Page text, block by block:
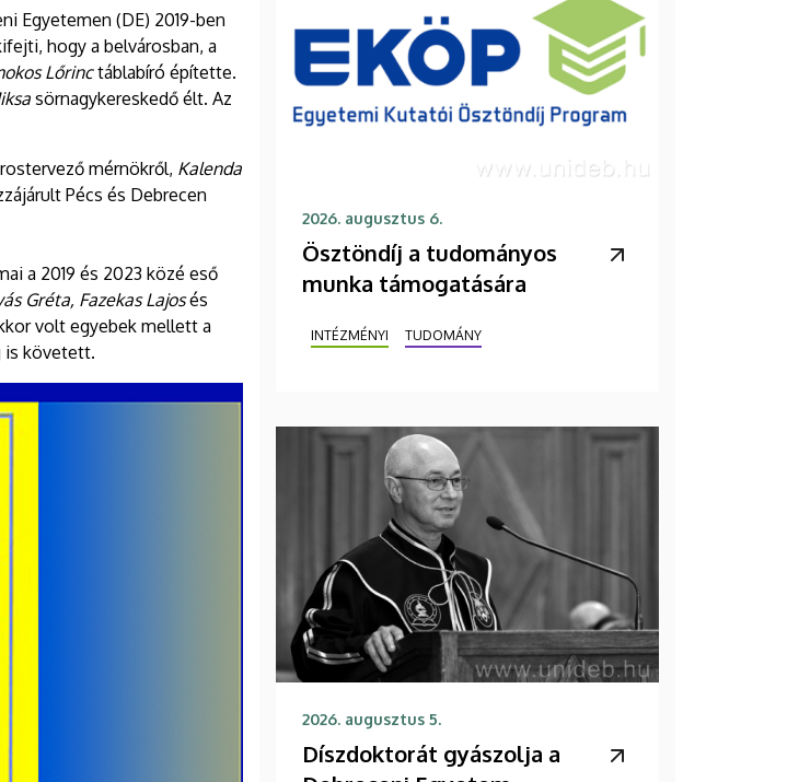
Egyetemen (DE) 2019-ben
hogy a belvárosban, a
Lőrinctáblabíró építette.
sörnagykereskedő élt. Az
mérnökről, Kalenda
Pécs és Debrecen
a 2019 és 2023 közé eső
Gréta, Fazekas Lajosés
volt egyebek mellett a
is követett.
2026. augusztus 6.
Ösztöndíj a tudományos
munka támogatására
INTÉZMÉNYI TUDOMÁNY
2026. augusztus 5.
Díszdoktorát gyászolja a